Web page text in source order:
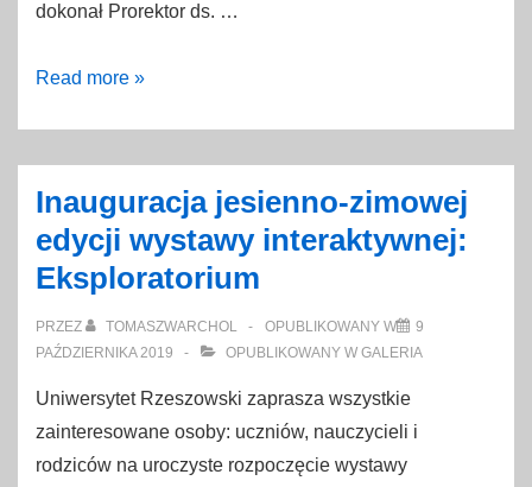
dokonał Prorektor ds. …
Inauguracja
wystawy
interaktywnej:
Eksploratorium
Read more »
Inauguracja jesienno-zimowej
edycji wystawy interaktywnej:
Eksploratorium
PRZEZ TOMASZWARCHOL OPUBLIKOWANY W
9
PAŹDZIERNIKA 2019
OPUBLIKOWANY W GALERIA
Uniwersytet Rzeszowski zaprasza wszystkie
zainteresowane osoby: uczniów, nauczycieli i
rodziców na uroczyste rozpoczęcie wystawy